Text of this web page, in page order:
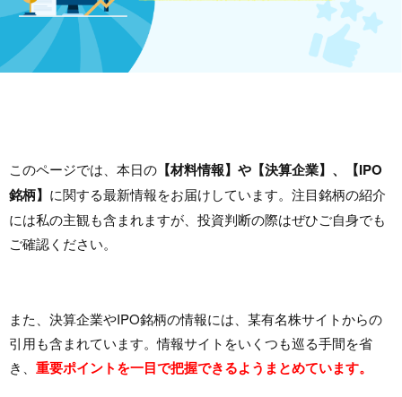
このページでは、本日の 【材料情報】や【決算企業】、【IPO
銘柄】 に関する最新情報をお届けしています。注目銘柄の紹介
には私の主観も含まれますが、投資判断の際はぜひご自身でも
ご確認ください。
また、決算企業やIPO銘柄の情報には、某有名株サイトからの
引用も含まれています。情報サイトをいくつも巡る手間を省
き、 重要ポイントを一目で把握できるようまとめています。